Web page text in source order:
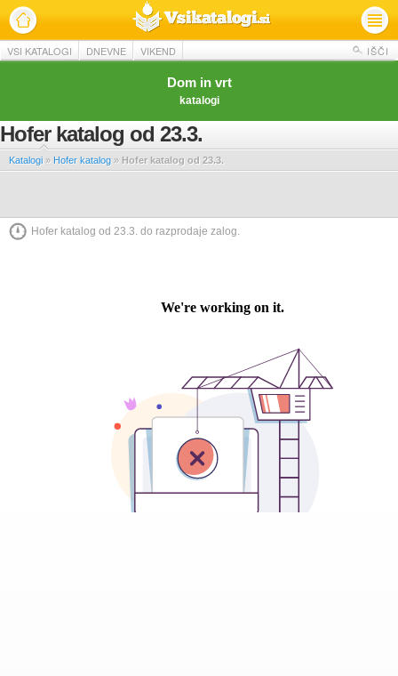
VSI KATALOGI DNEVNE VIKEND IŠČI
Dom in vrt
katalogi
Hofer katalog od 23.3.
Katalogi » Hofer katalog » Hofer katalog od 23.3.
Hofer katalog od 23.3. do razprodaje zalog.